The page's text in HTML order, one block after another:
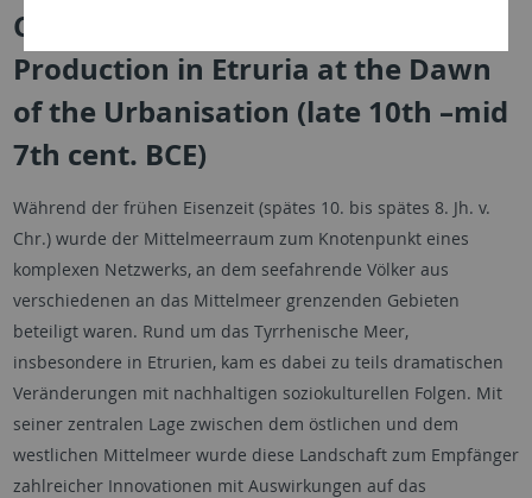
Crafts and the City Ceramic
Production in Etruria at the Dawn
of the Urbanisation (late 10th –mid
7th cent. BCE)
Während der frühen Eisenzeit (spätes 10. bis spätes 8. Jh. v.
Chr.) wurde der Mittelmeerraum zum Knotenpunkt eines
komplexen Netzwerks, an dem seefahrende Völker aus
verschiedenen an das Mittelmeer grenzenden Gebieten
beteiligt waren. Rund um das Tyrrhenische Meer,
insbesondere in Etrurien, kam es dabei zu teils dramatischen
Veränderungen mit nachhaltigen soziokulturellen Folgen. Mit
seiner zentralen Lage zwischen dem östlichen und dem
westlichen Mittelmeer wurde diese Landschaft zum Empfänger
zahlreicher Innovationen mit Auswirkungen auf das